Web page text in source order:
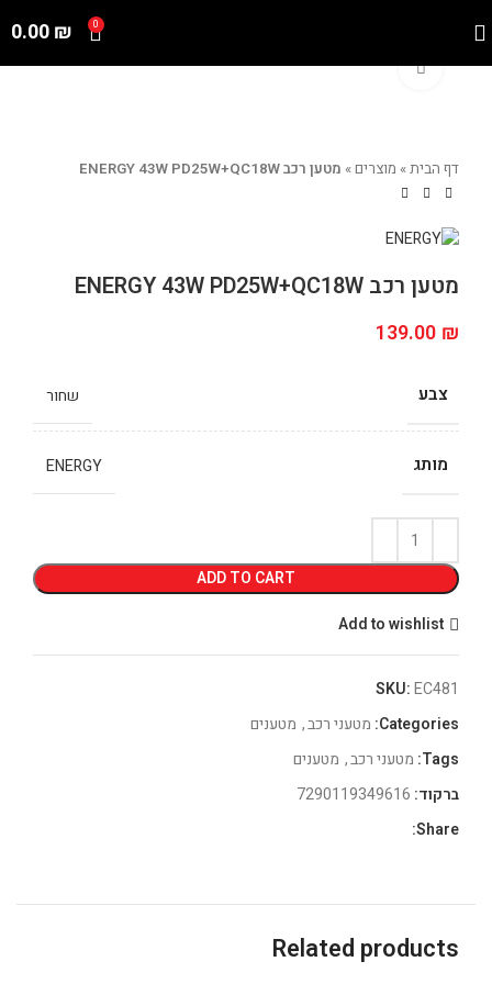
0
0.00₪
Click to enlarge
דף הבית» מוצרים» מטען רכב ENERGY 43W PD25W+QC18W
מטען רכב ENERGY 43W PD25W+QC18W
139.00 ₪
צבע שחור
מותג ENERGY
ADD TO CART
Add to wishlist
SKU:EC481
Categories: מטעני רכב, מטענים
Tags: מטעני רכב, מטענים
ברקוד:
Share:
Related products